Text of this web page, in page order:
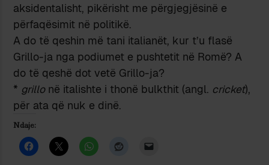
aksidentalisht, pikërisht me përgjegjësinë e
përfaqësimit në politikë.
A do të qeshin më tani italianët, kur t’u flasë
Grillo-ja nga podiumet e pushtetit në Romë? A
do të qeshë dot vetë Grillo-ja?
* grillonë italishte i thonë bulkthit (angl. cricket),
për ata që nuk e dinë.
Ndaje: